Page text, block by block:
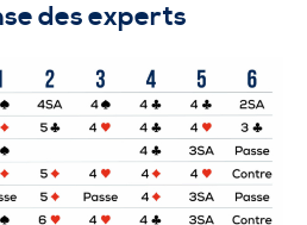
des experts